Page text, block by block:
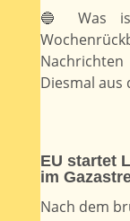
🔵 Was
Diesmal aus
EU startet
im
Nach dem